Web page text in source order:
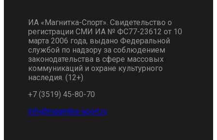
ИА «Магнитка-Спорт». Свидетельство о
регистрации СМИ ИА № ФС77-23612 от 10
марта 2006 года, выдано Федеральной
службой по надзору за соблюдением
законодательства в сфере массовых
коммуникаций и охране культурного
наследия. (12+)
+7 (3519) 45-80-70